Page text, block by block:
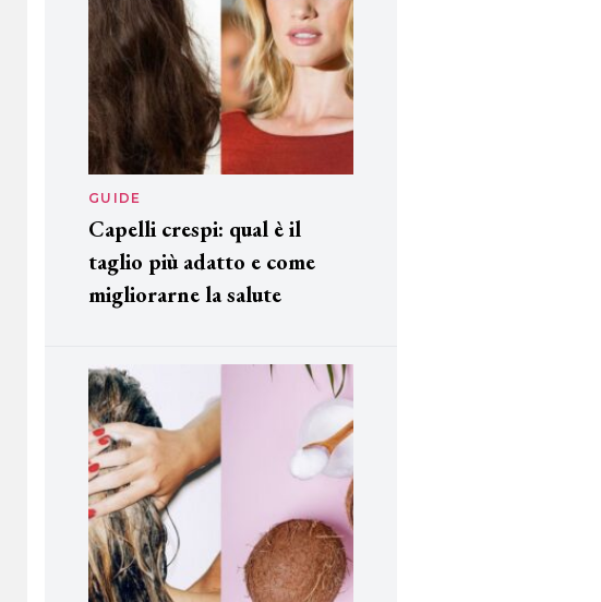
GUIDE
Capelli crespi: qual è il
taglio più adatto e come
migliorarne la salute